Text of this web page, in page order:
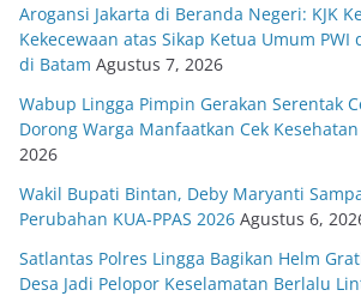
Arogansi Jakarta di Beranda Negeri: KJK
Kekecewaan atas Sikap Ketua Umum PWI
di Batam Agustus 7, 2026
Wabup Lingga Pimpin Gerakan Serentak
Dorong Warga Manfaatkan Cek
2026
Wakil Bupati Bintan, Deby Maryanti
Perubahan KUA-PPAS 2026 Agustus 6,
Satlantas Polres Lingga Bagikan Helm
Desa Jadi Pelopor Keselamatan Berlalu